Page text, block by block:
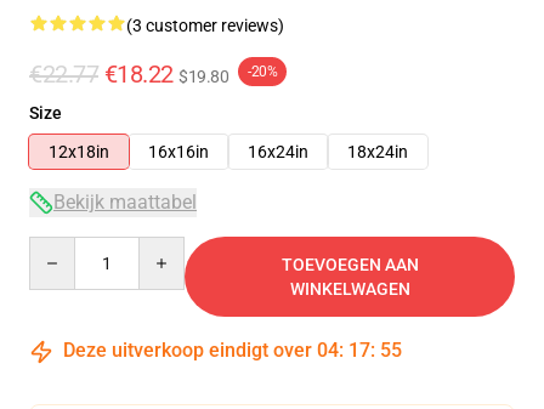
(3 customer reviews)
€22.77 €18.22 $19.80 -20%
Size
12x18in
16x16in 16x24in 18x24in
Bekijk maattabel
TOEVOEGEN AAN
WINKELWAGEN
Deze uitverkoop eindigt over 04: 17: 54